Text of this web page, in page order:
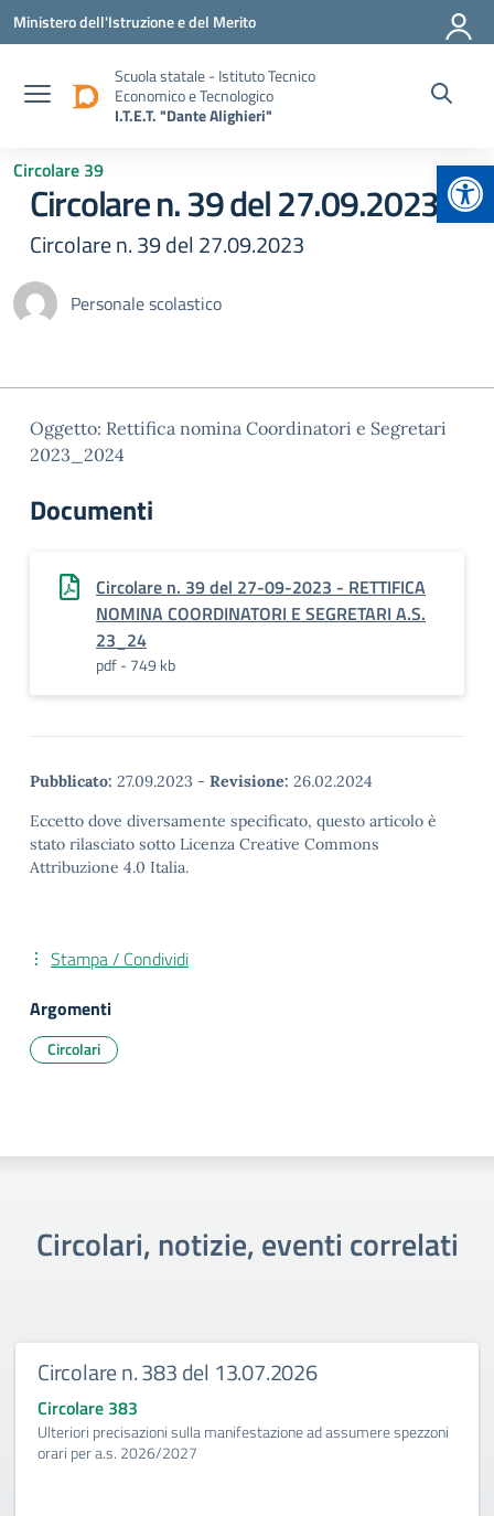
Vai ai contenuti
Vai al menu di navigazione
Vai al footer
Ministero dell'Istruzione e del Merito
Scuola statale - Istituto Tecnico
Economico e Tecnologico
I.T.E.T. "Dante Alighieri"
Circolare 39
Circolare n. 39 del 27.09.2023
Circolare n. 39 del 27.09.2023
Personale scolastico
Oggetto: Rettifica nomina Coordinatori e Segretari
2023_2024
Documenti
Circolare n. 39 del 27-09-2023 - RETTIFICA
NOMINA COORDINATORI E SEGRETARI A.S.
23_24
pdf - 749 kb
Pubblicato: 27.09.2023 - Revisione: 26.02.2024
Eccetto dove diversamente specificato, questo articolo è
stato rilasciato sotto Licenza Creative Commons
Attribuzione 4.0 Italia.
Stampa / Condividi
Argomenti
Circolari
Circolari, notizie, eventi correlati
Circolare n. 383 del 13.07.2026
Circolare 383
Ulteriori precisazioni sulla manifestazione ad assumere spezzoni
orari per a.s. 2026/2027